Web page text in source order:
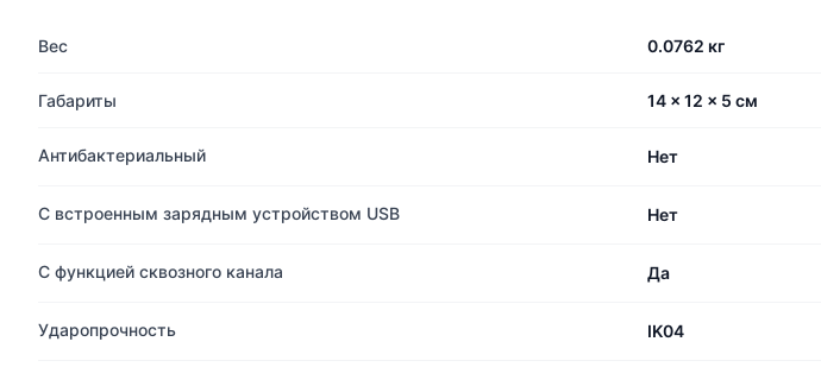
Вес 0.0762 кг
Габариты 14 × 12 × 5 см
Антибактериальный Нет
С встроенным зарядным устройством USB Нет
С функцией сквозного канала Да
Ударопрочность IK04